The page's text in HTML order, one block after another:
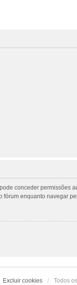
conceder permissões
fórum enquanto navegar
Excluir cookies Todos